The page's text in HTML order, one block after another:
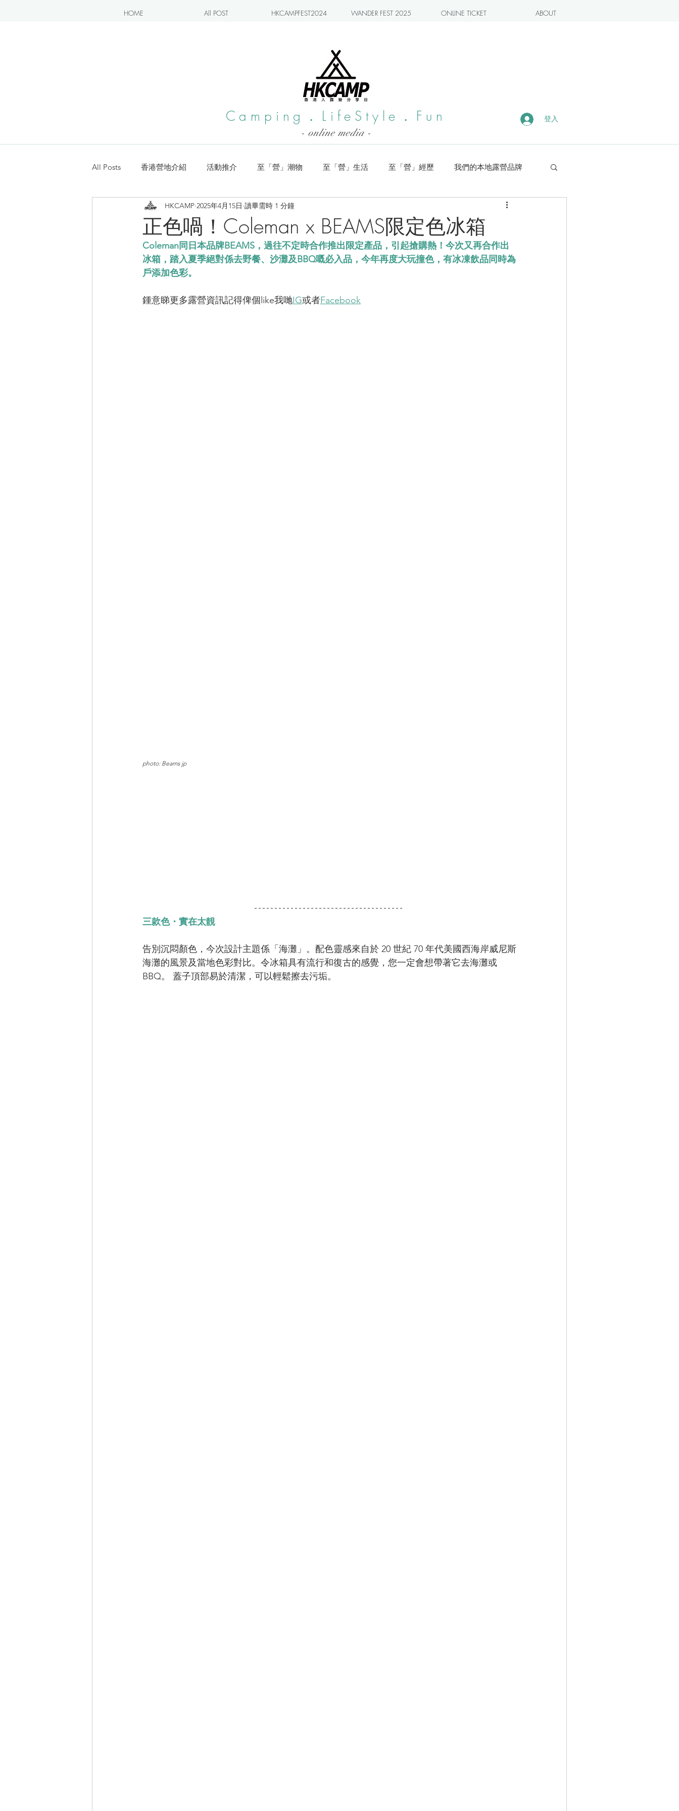
HOME All POST HKCAMPFEST2024 WANDER FEST 2025 ONLINE TICKET ABOUT
Camping．LifeStyle．Fun 登入
- online media -
All Posts 香港營地介紹 活動推介 至「營」潮物 至「營」生活 至「營」經歷 我們的本地露營品牌
露營blogger分享 新手入坑系列 小編實測 露營・遠足熱點
CAMPER音樂電影
正色喎！Coleman x BEAMS限定色冰箱
HKCAMP 2025年4月15日 讀畢需時 1 分鐘
Coleman同日本品牌BEAMS，過往不定時合作推出限定產品，引起搶購熱！今次又再合作出
冰箱，踏入夏季絕對係去野餐、沙灘及BBQ嘅必入品，今年再度大玩撞色，有冰凍飲品同時為
戶添加色彩。
鍾意睇更多露營資訊記得俾個like我哋IG或者Facebook
photo: Beams jp
三款色・實在太靚
告別沉悶顏色，今次設計主題係「海灘」。配色靈感來自於 20 世紀 70 年代美國西海岸威尼斯
海灘的風景及當地色彩對比。令冰箱具有流行和復古的感覺，您一定會想帶著它去海灘或
BBQ。 蓋子頂部易於清潔，可以輕鬆擦去污垢。